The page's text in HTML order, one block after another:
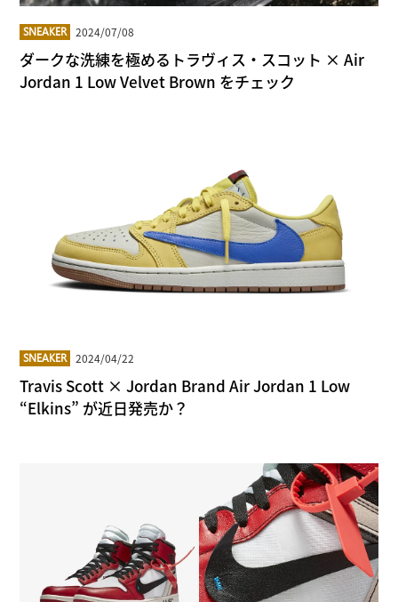
SNEAKER 2024/07/08
ダークな洗練を極めるトラヴィス・スコット × Air
Jordan 1 Low Velvet Brown をチェック
SNEAKER 2024/04/22
Travis Scott × Jordan Brand Air Jordan 1 Low
“Elkins” が近日発売か？